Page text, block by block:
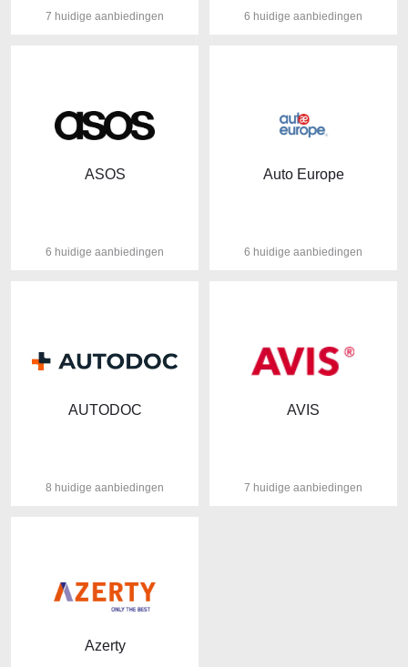
7 huidige aanbiedingen 6 huidige aanbiedingen
ASOS
6 huidige aanbiedingen
Auto Europe
6 huidige aanbiedingen
AUTODOC
8 huidige aanbiedingen
AVIS
7 huidige aanbiedingen
Azerty